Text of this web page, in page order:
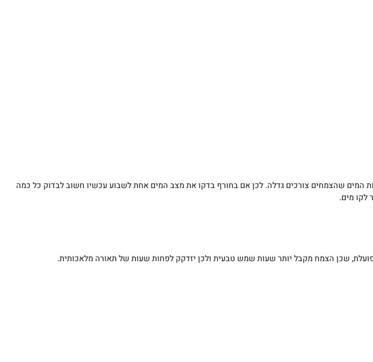
המים שהצמחים צורכים גדלה. לכן אם בחורף בדקו את מצב המים אחת לשבוע עכשיו חשוב לבדוק כל כמה
לקו מים.
שכן הצמח מקבל יותר שעות שמש טבעית ולכן יזדקק לפחות שעות של תאורה מלאכותית.